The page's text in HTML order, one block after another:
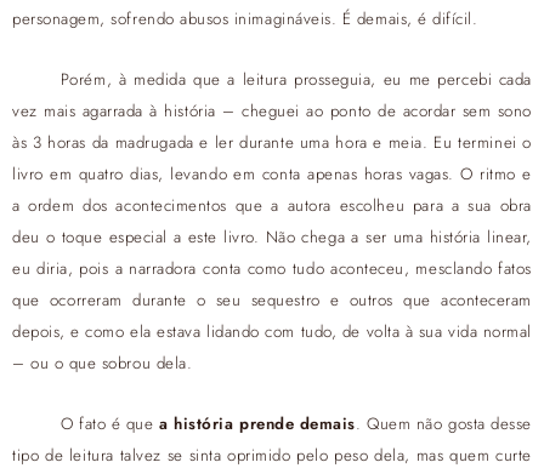
personagem, sofrendo abusos inimagináveis. É demais, é difícil.
Porém, à medida que a leitura prosseguia, eu me percebi cada
vez mais agarrada à história – cheguei ao ponto de acordar sem sono
às 3 horas da madrugada e ler durante uma hora e meia. Eu terminei o
livro em quatro dias, levando em conta apenas horas vagas. O ritmo e
a ordem dos acontecimentos que a autora escolheu para a sua obra
deu o toque especial a este livro. Não chega a ser uma história linear,
eu diria, pois a narradora conta como tudo aconteceu, mesclando fatos
que ocorreram durante o seu sequestro e outros que aconteceram
depois, e como ela estava lidando com tudo, de volta à sua vida normal
– ou o que sobrou dela.
O fato é quea história prende demais. Quem não gosta desse
tipo de leitura talvez se sinta oprimido pelo peso dela, mas quem curte